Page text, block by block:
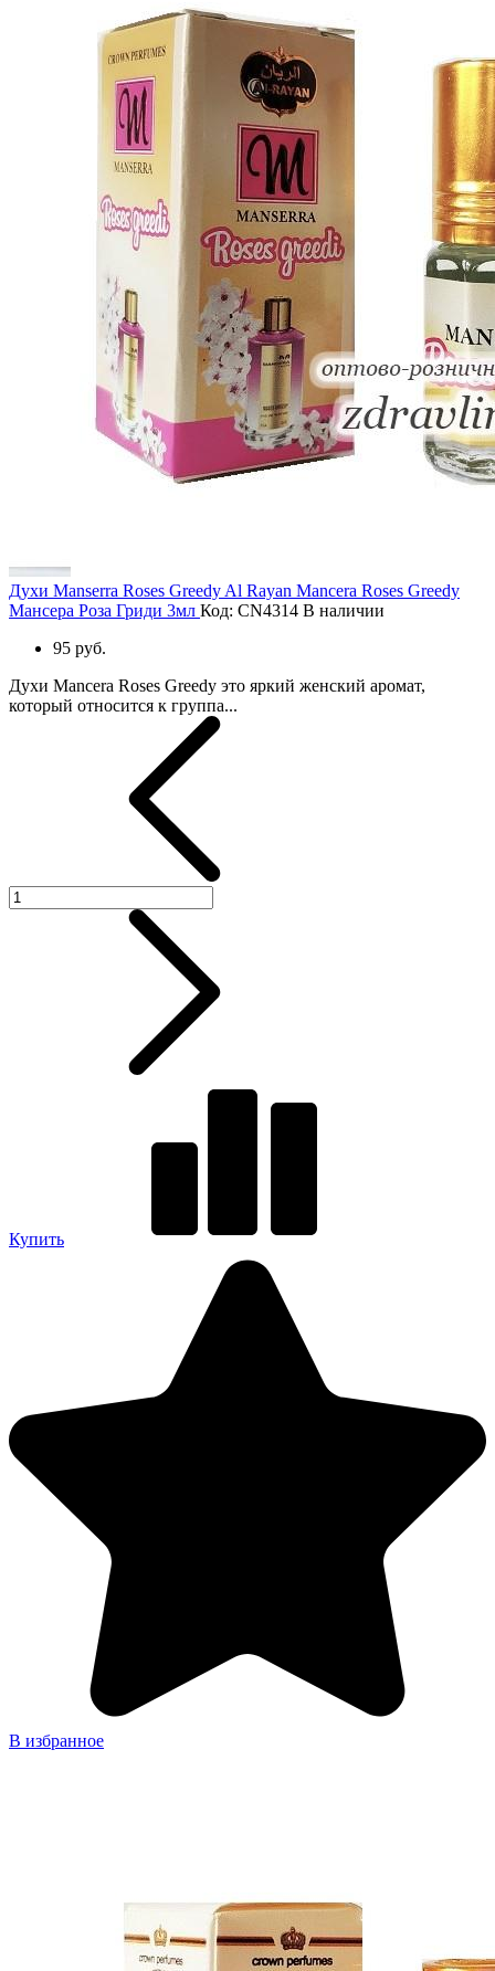
Духи Manserra Roses Greedy Al Rayan Mancera Roses Greedy
Мансера Роза Гриди 3мл Код: CN4314 В наличии
95 руб.
Духи Mancera Roses Greedy это яркий женский аромат,
который относится к группа...
Купить
В избранное